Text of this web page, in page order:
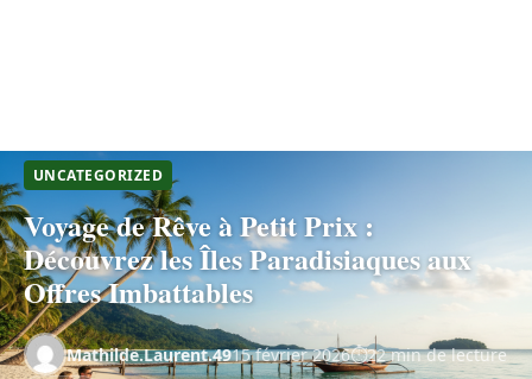
UNCATEGORIZED
Voyage de Rêve à Petit Prix :
Découvrez les Îles Paradisiaques aux
Offres Imbattables
Mathilde.Laurent.4915 février 2026 22 min de lecture